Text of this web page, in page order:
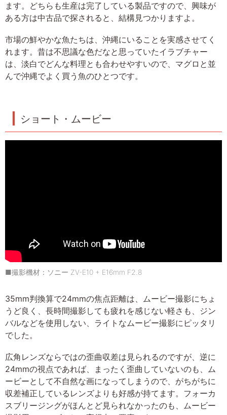
ます。どちらも生産は完了している製品ですので、興味が
ある方は中古品で探されると、結構見つかりますよ。
市場の鮮やかな魚たちは、沖縄にいることを実感させてく
れます。昔は不思議な色だなと思っていたイラブチャー
は、淡白でどんな料理とも合わせやすいので、マグロと並
んで沖縄でよく買う魚のひとつです。
ショート・ムービー
■撮影機材：ソニー ZV-E10 + E16mm F2.8
35mm判換算で24mmの焦点距離は、ムービー撮影にちょ
うど良く、長時間撮影しても疲れを感じない軽さも、ジン
バルなどを使用しない、ライトなムービー撮影にピッタリ
でした。
広角レンズならではの歪曲収差は見られるのですが、逆に
24mmの視点であれば、まったく歪曲していないのも、ム
ービーとして不自然な画になってしまうので、がちがちに
収差補正しているレンズよりも好感が持てます。フォーカ
スブリージングがほんとど見られなかったのも、ムービー